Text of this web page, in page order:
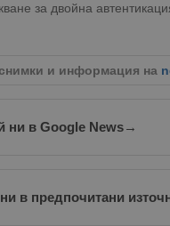
за двойна
и информация на
ни в Google News→
в предпочитани
__cf_bm
receive-cookie-
ASP.NET_SessionId